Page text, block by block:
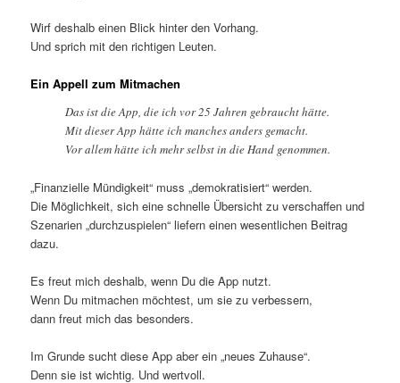
Wirf deshalb einen Blick hinter den Vorhang.
Und sprich mit den richtigen Leuten.
Ein Appell zum Mitmachen
Das ist die App, die ich vor 25 Jahren gebraucht hätte.
Mit dieser App hätte ich manches anders gemacht.
Vor allem hätte ich mehr selbst in die Hand genommen.
„Finanzielle Mündigkeit“ muss „demokratisiert“ werden.
Die Möglichkeit, sich eine schnelle Übersicht zu verschaffen und
Szenarien „durchzuspielen“ liefern einen wesentlichen Beitrag
dazu.
Es freut mich deshalb, wenn Du die App nutzt.
Wenn Du mitmachen möchtest, um sie zu verbessern,
dann freut mich das besonders.
Im Grunde sucht diese App aber ein „neues Zuhause“.
Denn sie ist wichtig. Und wertvoll.